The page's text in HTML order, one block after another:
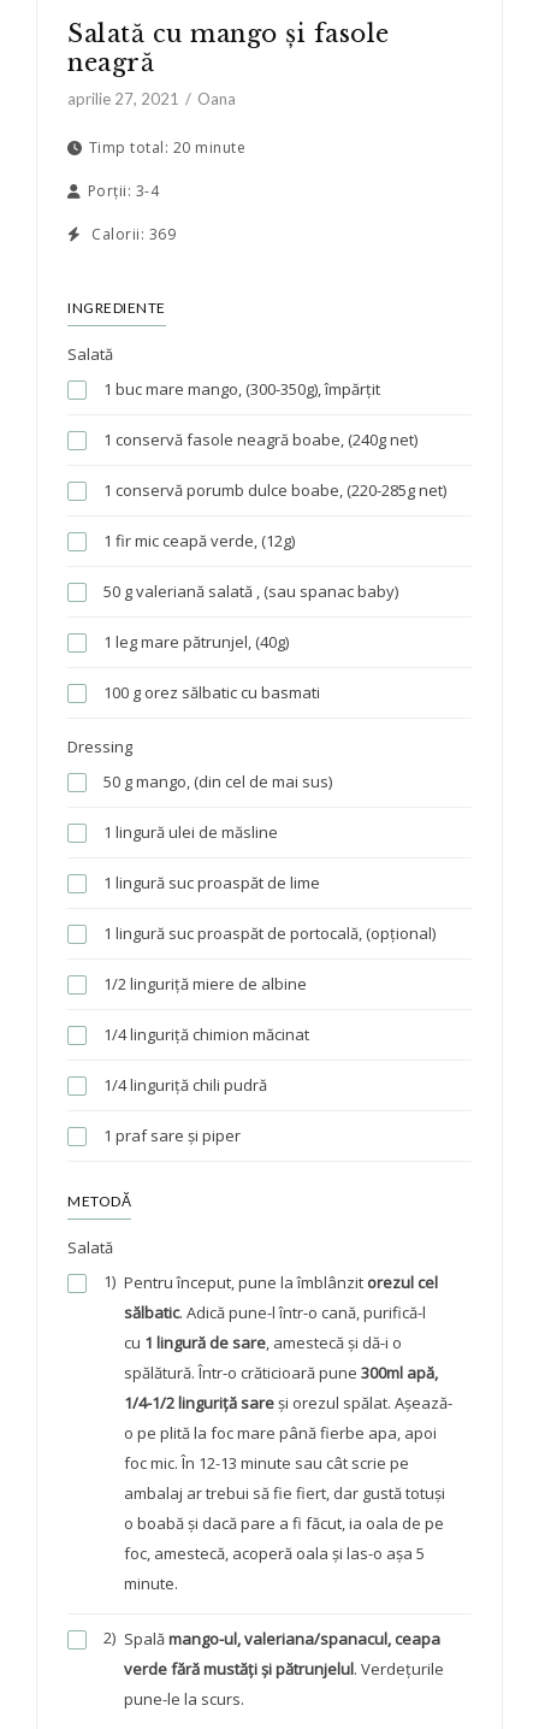
Salată cu mango și fasole
neagră
aprilie 27, 2021 Oana
Timp total: 20 minute
Porții: 3-4
Calorii: 369
INGREDIENTE
Salată
1 buc mare mango, (300-350g), împărțit
1 conservă fasole neagră boabe, (240g net)
1 conservă porumb dulce boabe, (220-285g net)
1 fir mic ceapă verde, (12g)
50 g valeriană salată , (sau spanac baby)
1 leg mare pătrunjel, (40g)
100 g orez sălbatic cu basmati
Dressing
50 g mango, (din cel de mai sus)
1 lingură ulei de măsline
1 lingură suc proaspăt de lime
1 lingură suc proaspăt de portocală, (opțional)
1/2 linguriță miere de albine
1/4 linguriță chimion măcinat
1/4 linguriță chili pudră
1 praf sare și piper
METODĂ
Salată
1) Pentru început, pune la îmblânzit orezul cel
sălbatic. Adică pune-l într-o cană, purifică-l
cu 1 lingură de sare, amestecă și dă-i o
spălătură. Într-o crăticioară pune 300ml apă,
1/4-1/2 linguriță sareși orezul spălat. Așează-
o pe plită la foc mare până fierbe apa, apoi
foc mic. În 12-13 minute sau cât scrie pe
ambalaj ar trebui să fie fiert, dar gustă totuși
o boabă și dacă pare a fi făcut, ia oala de pe
foc, amestecă, acoperă oala și las-o așa 5
minute.
2) Spalămango-ul, valeriana/spanacul, ceapa
verde fără mustăți și pătrunjelul. Verdețurile
pune-le la scurs.